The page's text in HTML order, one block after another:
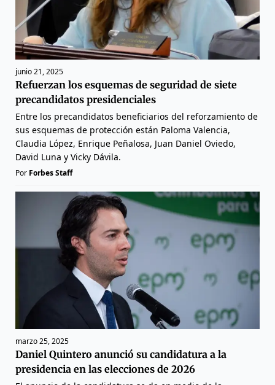
junio 21, 2025
Refuerzan los esquemas de seguridad de siete
precandidatos presidenciales
Entre los precandidatos beneficiarios del reforzamiento de
sus esquemas de protección están Paloma Valencia,
Claudia López, Enrique Peñalosa, Juan Daniel Oviedo,
David Luna y Vicky Dávila.
Por Forbes Staff
marzo 25, 2025
Daniel Quintero anunció su candidatura a la
presidencia en las elecciones de 2026